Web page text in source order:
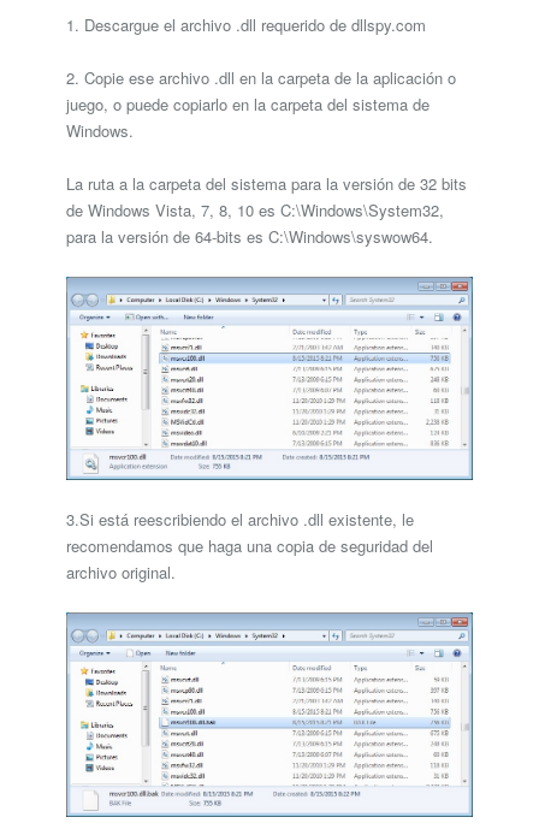
1. Descargue el archivo .dll requerido de dllspy.com
2. Copie ese archivo .dll en la carpeta de la aplicación o
juego, o puede copiarlo en la carpeta del sistema de
Windows.
La ruta a la carpeta del sistema para la versión de 32 bits
de Windows Vista, 7, 8, 10 es C:\Windows\System32,
para la versión de 64-bits es C:\Windows\syswow64.
3.Si está reescribiendo el archivo .dll existente, le
recomendamos que haga una copia de seguridad del
archivo original.